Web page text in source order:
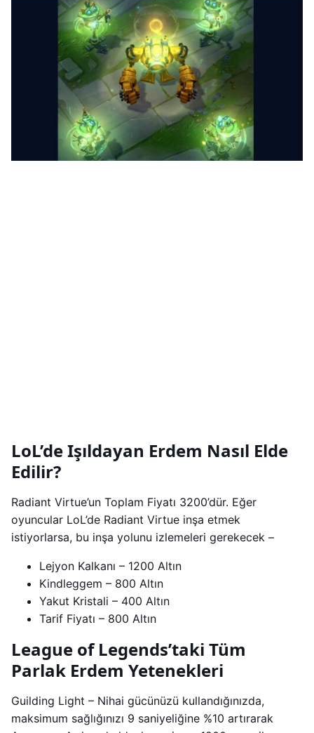
LoL’de Işıldayan Erdem Nasıl Elde
Edilir?
Radiant Virtue’un Toplam Fiyatı 3200’dür. Eğer
oyuncular LoL’de Radiant Virtue inşa etmek
istiyorlarsa, bu inşa yolunu izlemeleri gerekecek –
Lejyon Kalkanı – 1200 Altın
Kindleggem – 800 Altın
Yakut Kristali – 400 Altın
Tarif Fiyatı – 800 Altın
League of Legends’taki Tüm
Parlak Erdem Yetenekleri
Guilding Light – Nihai gücünüzü kullandığınızda,
maksimum sağlığınızı 9 saniyeliğine %10 artırarak